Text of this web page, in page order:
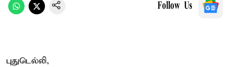
Follow Us
புதுடெல்லி,